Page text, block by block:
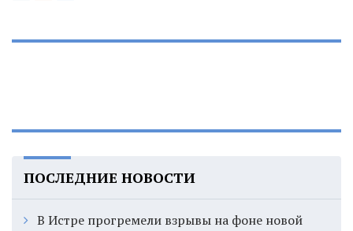
ПОСЛЕДНИЕ НОВОСТИ
В Истре прогремели взрывы на фоне новой